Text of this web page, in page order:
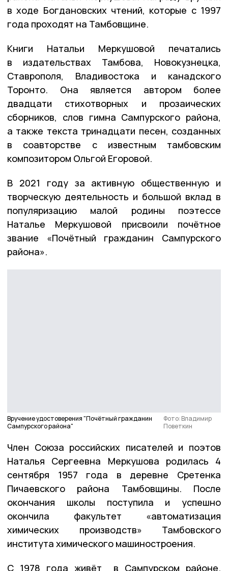
в ходе Богдановских чтений, которые с 1997
года проходят на Тамбовщине.
Книги Натальи Меркушовой печатались
в издательствах Тамбова, Новокузнецка,
Ставрополя, Владивостока и канадского
Торонто. Она является автором более
двадцати стихотворных и прозаических
сборников, слов гимна Сампурского района,
а также текста тринадцати песен, созданных
в соавторстве с известным тамбовским
композитором Ольгой Егоровой.
В 2021 году за активную общественную и
творческую деятельность и большой вклад в
популяризацию малой родины поэтессе
Наталье Меркушовой присвоили почётное
звание «Почётный гражданин Сампурского
района».
Вручение удостоверения "Почётный гражданин
Сампурского района"
Фото: Владимир
Поветкин
Член Союза российских писателей и поэтов
Наталья Сергеевна Меркушова родилась 4
сентября 1957 года в деревне Сретенка
Пичаевского района Тамбовщины. После
окончания школы поступила и успешно
окончила факультет «автоматизация
химических производств» Тамбовского
института химического машиностроения.
С 1978 года живёт в Сампурском районе.